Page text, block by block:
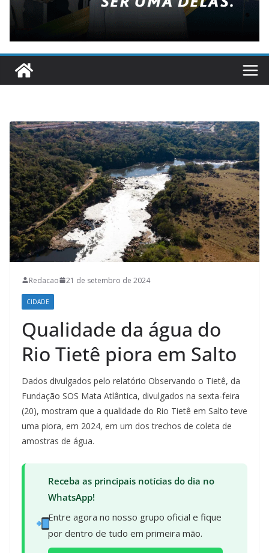
Redacao 21 de setembro de 2024
CIDADE
Qualidade da água do
Rio Tietê piora em Salto
Dados divulgados pelo relatório Observando o Tietê, da
Fundação SOS Mata Atlântica, divulgados na sexta-feira
(20), mostram que a qualidade do Rio Tietê em Salto teve
uma piora, em 2024, em um dos trechos de coleta de
amostras de água.
Receba as principais notícias do dia no
WhatsApp!
Entre agora no nosso grupo oficial e fique
por dentro de tudo em primeira mão.